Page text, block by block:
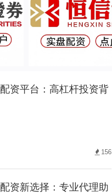
资平台：高杠杆投资背
156
资新选择：专业代理助